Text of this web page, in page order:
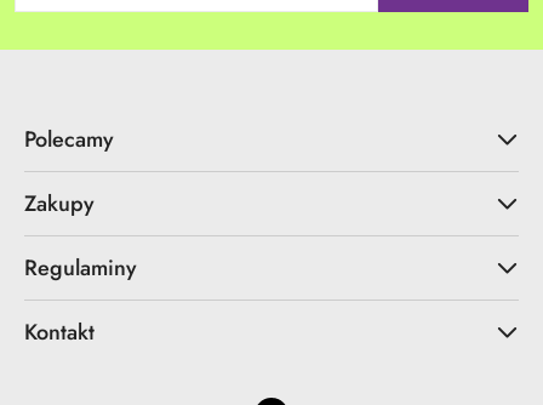
Polecamy
Zakupy
Regulaminy
Kontakt